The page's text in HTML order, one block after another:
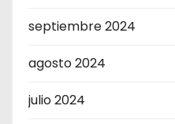
septiembre 2024
agosto 2024
julio 2024